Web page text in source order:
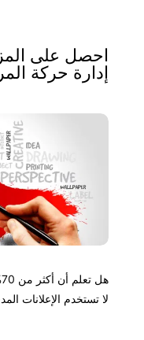
احصل على
إدارة حركة
لا تستخدم الإعلانات